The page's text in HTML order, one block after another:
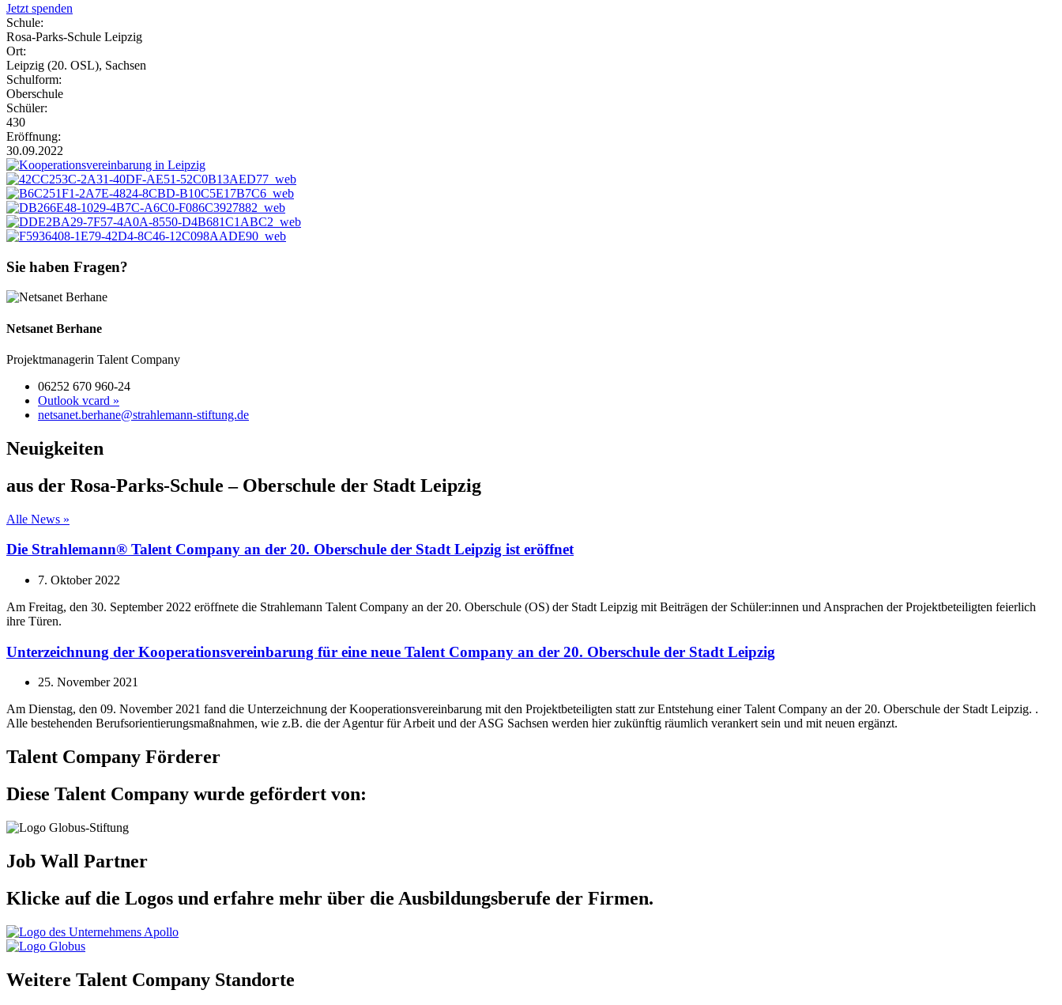
Jetzt spenden
Schule:
Rosa-Parks-Schule Leipzig
Ort:
Leipzig (20. OSL), Sachsen
Schulform:
Oberschule
Schüler:
430
Eröffnung:
30.09.2022
Sie haben Fragen?
Netsanet Berhane
Projektmanagerin Talent Company
06252 670 960-24
Outlook vcard »
netsanet.berhane@strahlemann-stiftung.de
Neuigkeiten
aus der Rosa-Parks-Schule – Oberschule der Stadt Leipzig
Alle News »
Die Strahlemann® Talent Company an der 20. Oberschule der Stadt Leipzig ist eröffnet
7. Oktober 2022
Am Freitag, den 30. September 2022 eröffnete die Strahlemann Talent Company an der 20. Oberschule (OS) der Stadt Leipzig mit Beiträgen der Schüler:innen und Ansprachen der Projektbeteiligten feierlich
ihre Türen.
Unterzeichnung der Kooperationsvereinbarung für eine neue Talent Company an der 20. Oberschule der Stadt Leipzig
25. November 2021
Am Dienstag, den 09. November 2021 fand die Unterzeichnung der Kooperationsvereinbarung mit den Projektbeteiligten statt zur Entstehung einer Talent Company an der 20. Oberschule der Stadt Leipzig. .
Alle bestehenden Berufsorientierungsmaßnahmen, wie z.B. die der Agentur für Arbeit und der ASG Sachsen werden hier zukünftig räumlich verankert sein und mit neuen ergänzt.
Talent Company Förderer
Diese Talent Company wurde gefördert von:
Job Wall Partner
Klicke auf die Logos und erfahre mehr über die Ausbildungsberufe der Firmen.
Weitere Talent Company Standorte